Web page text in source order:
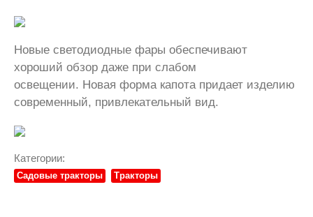
Новые светодиодные фары обеспечивают
хороший обзор даже при слабом
освещении. Новая форма капота придает изделию
современный, привлекательный вид.
Категории:
Садовые тракторы Тракторы